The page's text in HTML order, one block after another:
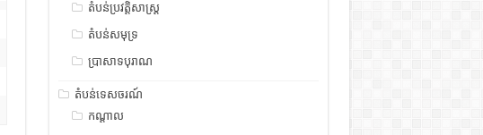
តំបន់ប្រវត្តិសាស្រ្ត
តំបន់សមុទ្រ
ប្រាសាទបុរាណ
តំបន់ទេសចរណ៍
កណ្តាល